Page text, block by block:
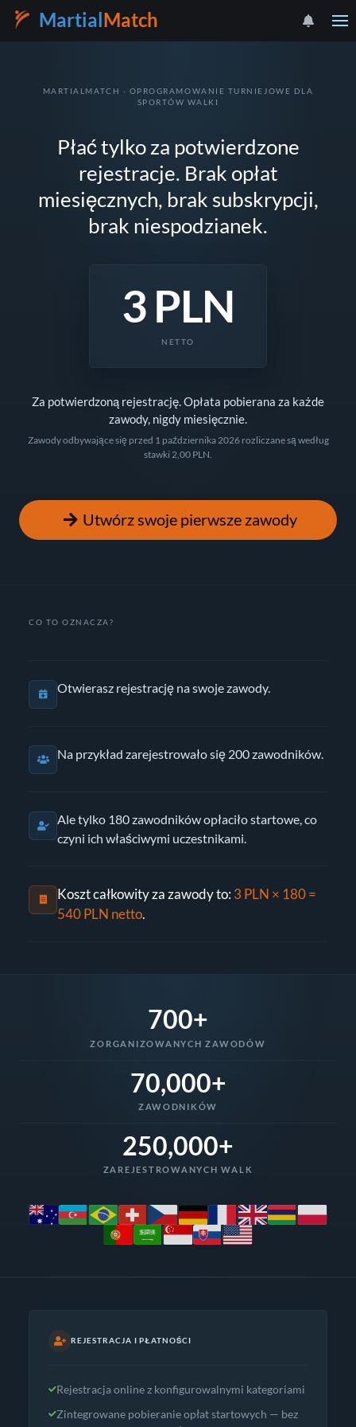
Martial Match
MARTIALMATCH · OPROGRAMOWANIE TURNIEJOWE DLA
SPORTÓW WALKI
Płać tylko za potwierdzone
rejestracje. Brak opłat
miesięcznych, brak subskrypcji,
brak niespodzianek.
3 PLN
NETTO
Za potwierdzoną rejestrację. Opłata pobierana za każde
zawody, nigdy miesięcznie.
Zawody odbywające się przed 1 października 2026 rozliczane są według
stawki 2,00 PLN.
Utwórz swoje pierwsze zawody
CO TO OZNACZA?
Otwierasz rejestrację na swoje zawody.
Na przykład zarejestrowało się 200 zawodników.
Ale tylko 180 zawodników opłaciło startowe, co
czyni ich właściwymi uczestnikami.
Koszt całkowity za zawody to: 3 PLN × 180 =
540 PLN netto.
700+
ZORGANIZOWANYCH ZAWODÓW
70,000+
ZAWODNIKÓW
250,000+
ZAREJESTROWANYCH WALK
REJESTRACJA I PŁATNOŚCI
Rejestracja online z konfigurowalnymi kategoriami
Zintegrowane pobieranie opłat startowych — bez